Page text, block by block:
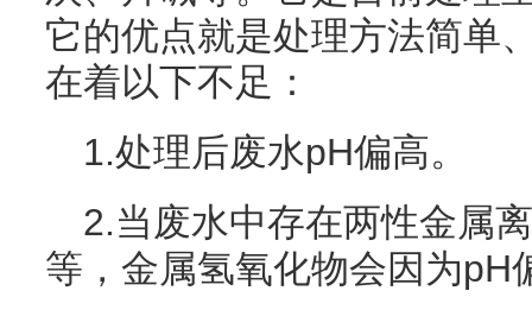
它的优点就是处理方法简单
在着以下不足：
1.处理后废水pH偏高。
2.当废水中存在两性金属
等，金属氢氧化物会因为pH